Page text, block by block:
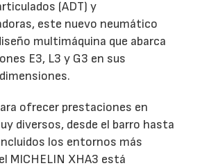
(ADT) y
este nuevo neumático
multimáquina que abarca
E3, L3 y G3 en sus
ofrecer prestaciones en
diversos, desde el barro hasta
los entornos más
MICHELIN XHA3 está